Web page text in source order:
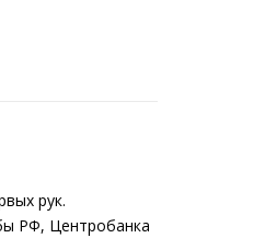
рук.
РФ, Центробанка